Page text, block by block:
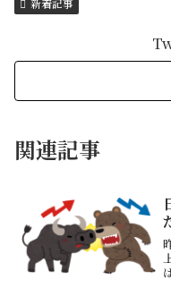
新着記事
関連記事